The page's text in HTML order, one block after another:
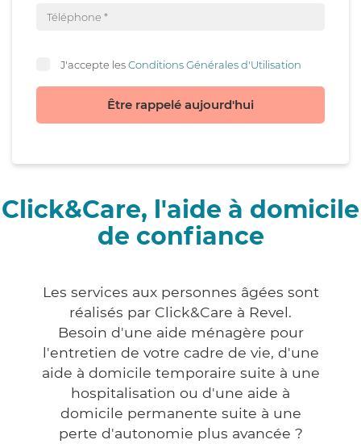
J'accepte lesConditions Générales d'Utilisation
Être rappelé aujourd'hui
Click&Care, l'aide à domicile
de confiance
Les services aux personnes âgées sont
réalisés par Click&Care à Revel.
Besoin d'une aide ménagère pour
l'entretien de votre cadre de vie, d'une
aide à domicile temporaire suite à une
hospitalisation ou d'une aide à
domicile permanente suite à une
perte d'autonomie plus avancée ?